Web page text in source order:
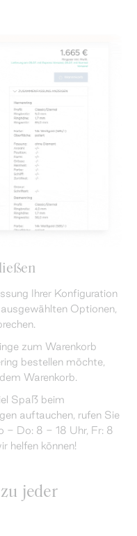
Ihrer Konfiguration
Optionen,
zum Warenkorb
bestellen möchte,
Warenkorb.
Spaß beim
auftauchen, rufen Sie
- Do: 8 - 18 Uhr, Fr: 8
helfen können!
jeder